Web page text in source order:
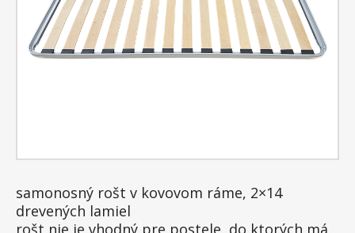
samonosný rošt v kovovom ráme, 2×14
drevených lamiel
rošt nie je vhodný pre postele, do ktorých má